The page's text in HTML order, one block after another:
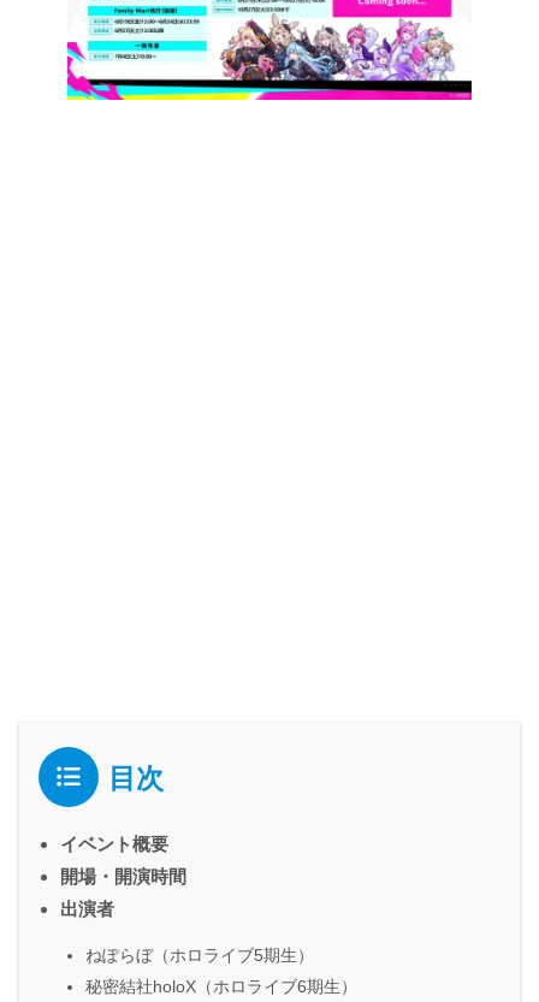
目次
イベント概要
開場・開演時間
出演者
ねぽらぼ（ホロライブ5期生）
秘密結社holoX（ホロライブ6期生）